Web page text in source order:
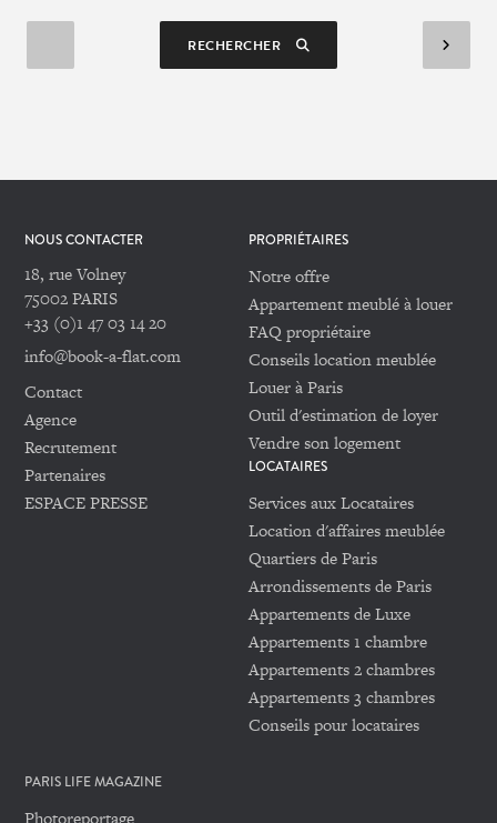
RECHERCHER
NOUS CONTACTER
18, rue Volney
75002 PARIS
+33 (0)1 47 03 14 20
info@book-a-flat.com
Contact
Agence
Recrutement
Partenaires
ESPACE PRESSE
PROPRIÉTAIRES
Notre offre
Appartement meublé à louer
FAQ propriétaire
Conseils location meublée
Louer à Paris
Outil d'estimation de loyer
Vendre son logement
LOCATAIRES
Services aux Locataires
Location d'affaires meublée
Quartiers de Paris
Arrondissements de Paris
Appartements de Luxe
Appartements 1 chambre
Appartements 2 chambres
Appartements 3 chambres
Conseils pour locataires
PARIS LIFE MAGAZINE
Photoreportage